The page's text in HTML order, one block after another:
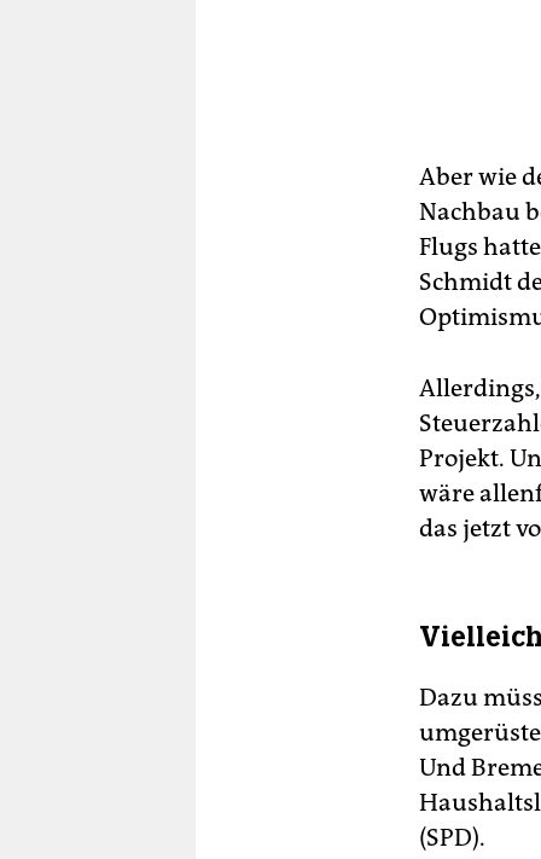
Aber wie
Nachbau
Flugs
Schmidt
Projekt.
wäre
das jetzt
Dazu
Und
(SPD).